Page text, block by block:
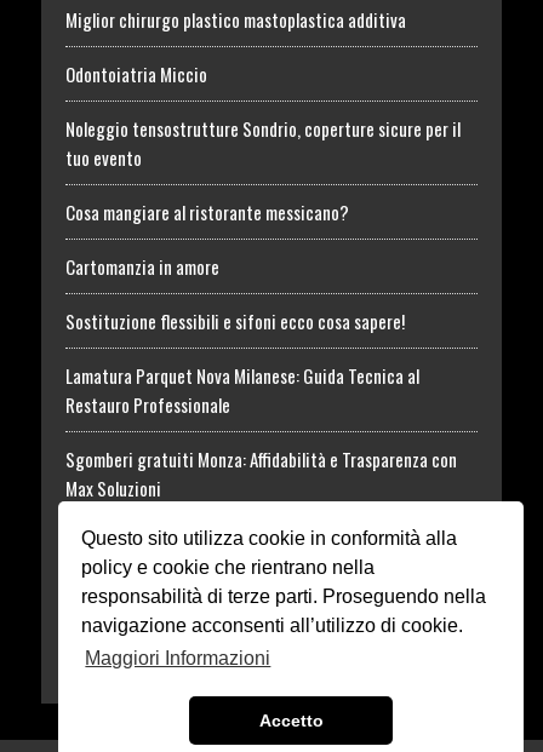
Questo sito utilizza cookie in conformità alla
policy e cookie che rientrano nella
responsabilità di terze parti. Proseguendo nella
navigazione acconsenti all’utilizzo di cookie.
Maggiori Informazioni
Accetto
Miglior chirurgo plastico mastoplastica additiva
Odontoiatria Miccio
Noleggio tensostrutture Sondrio, coperture sicure per il
tuo evento
Cosa mangiare al ristorante messicano?
Cartomanzia in amore
Sostituzione flessibili e sifoni ecco cosa sapere!
Lamatura Parquet Nova Milanese: Guida Tecnica al
Restauro Professionale
Sgomberi gratuiti Monza: Affidabilità e Trasparenza con
Max Soluzioni
Tossina Botulinica: informazioni utili al Trattamento
Rhodense Funeral
Dissuasori in acciaio o ferro Monza